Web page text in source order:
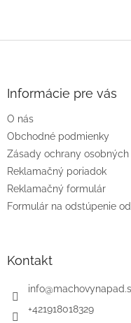
e
Informácie pre vás
O nás
Obchodné podmienky
Zásady ochrany
Reklamačný poriadok
Reklamačný formulár
Formulár na odstúpenie
Kontakt
info@
+421918018329